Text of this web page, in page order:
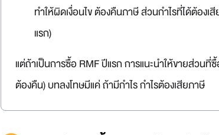
ทำให้ผิดเงื่อนไข ต้องคืนภาษี ส่วนกำไรที่ได้ต้อง
แรก)
แต่ถ้าเป็นการซื้อ RMF ปีแรก การแนะนำให้ขายส่วน
ต้องคืน) บทลงโทษมีแค่ ถ้ามีกำไร กำไรต้องเสียภาษี